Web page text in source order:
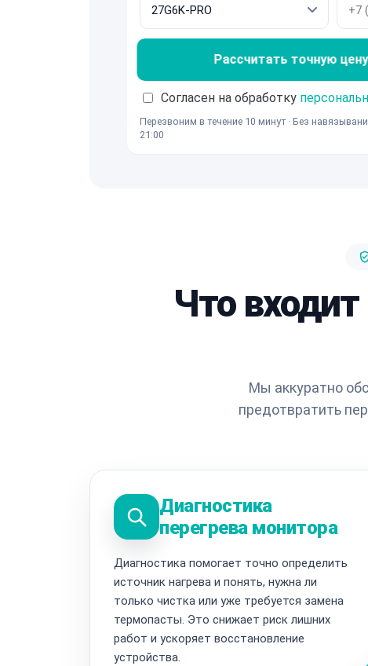
Рассчитать точную
Согласен на обработку
Перезвоним в течение 10 минут · Без
21:00
Что
Мы аккуратно
предотвратить
Диагностика
перегрева монитора
Диагностика помогает точно определить
источник нагрева и понять, нужна ли
только чистка или уже требуется замена
термопасты. Это снижает риск лишних
работ и ускоряет восстановление
устройства.